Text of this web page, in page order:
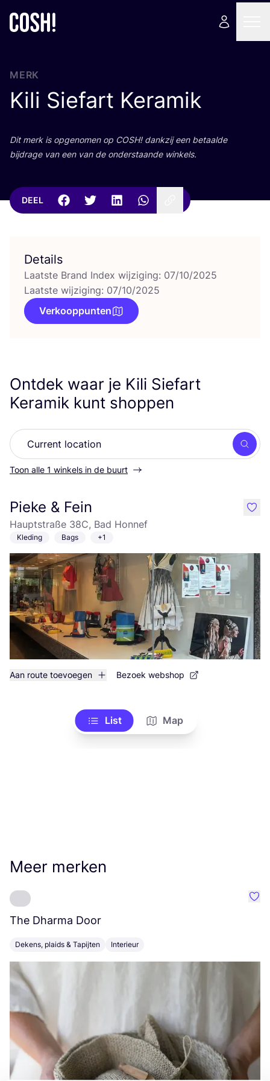
MERK
Kili Siefart Keramik
Dit merk is opge­no­men op COSH! dank­zij een betaal­de
bij­dra­ge van een van de onder­staan­de winkels.
DEEL
Details
Laatste Brand Index wijziging: 07/10/2025
Laatste wijziging: 07/10/2025
Verkooppunten
Ontdek waar je Kili Siefart
Keramik kunt shoppen
Zoek
Toon alle 1 winkels in de buurt
Pieke & Fein
Hauptstraße 38C, Bad Honnef
Kleding Bags +1
Aan route toevoegen Bezoek webshop
like
List Map
Meer merken
The Dharma Door
Dekens, plaids & Tapijten Interieur